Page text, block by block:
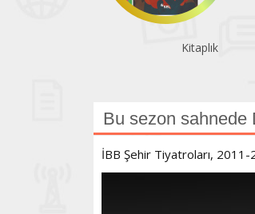
Kitaplık
Bu sezon sahnede
İBB Şehir Tiyatroları, 2011-